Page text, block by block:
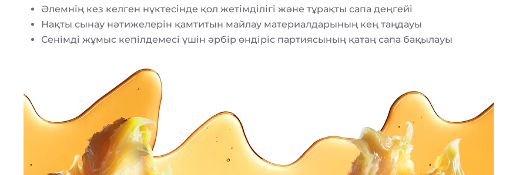
Әлемнің кез келген нүктесінде қол жетімділігі және тұрақты сапа деңгейі
Нақты сынау нәтижелерін қамтитын майлау материалдарының кең таңдауы
Сенімді жұмыс кепілдемесі үшін әрбір өндіріс партиясының қатаң сапа бақылауы